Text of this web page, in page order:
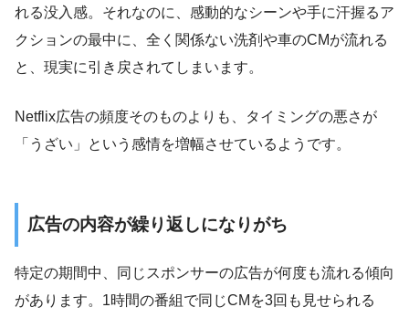
れる没入感。それなのに、感動的なシーンや手に汗握るア
クションの最中に、全く関係ない洗剤や車のCMが流れる
と、現実に引き戻されてしまいます。
Netflix広告の頻度そのものよりも、タイミングの悪さが
「うざい」という感情を増幅させているようです。
広告の内容が繰り返しになりがち
特定の期間中、同じスポンサーの広告が何度も流れる傾向
があります。1時間の番組で同じCMを3回も見せられる